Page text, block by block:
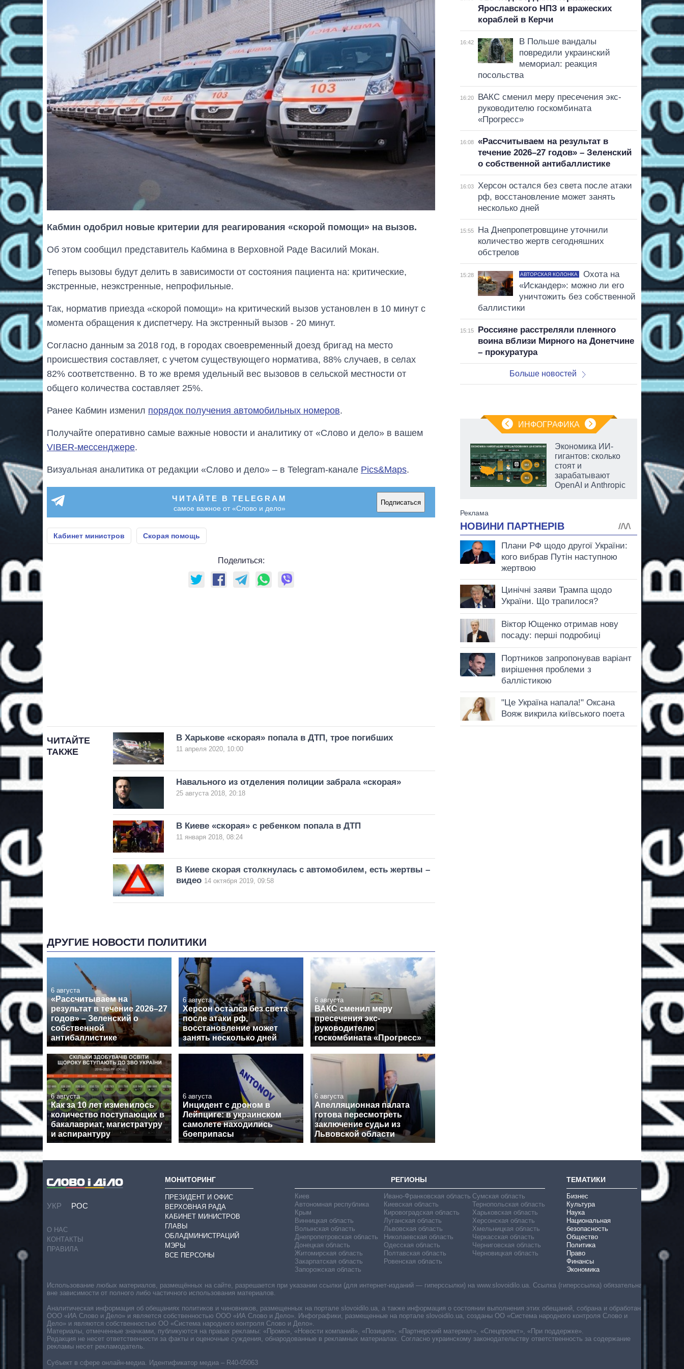
Кабмин одобрил новые критерии для реагирования «скорой помощи» на вызов.
Об этом сообщил представитель Кабмина в Верховной Раде Василий Мокан.
Теперь вызовы будут делить в зависимости от состояния пациента на: критические,
экстренные, неэкстренные, непрофильные.
Так, норматив приезда «скорой помощи» на критический вызов установлен в 10 минут с
момента обращения к диспетчеру. На экстренный вызов - 20 минут.
Согласно данным за 2018 год, в городах своевременный доезд бригад на место
происшествия составляет, с учетом существующего норматива, 88% случаев, в селах
82% соответственно. В то же время удельный вес вызовов в сельской местности от
общего количества составляет 25%.
Ранее Кабмин изменил порядок получения автомобильных номеров.
Получайте оперативно самые важные новости и аналитику от «Слово и дело» в вашем
VIBER-мессенджере.
Визуальная аналитика от редакции «Слово и дело» – в Telegram-канале Pics&Maps.
ЧИТАЙТЕ В TELEGRAM
самое важное от «Слово и дело»
Подписаться
Кабинет министров Скорая помощь
Поделиться:
ЧИТАЙТЕ
ТАКЖЕ
В Харькове «скорая» попала в ДТП, трое погибших
11 апреля 2020, 10:00
Навального из отделения полиции забрала «скорая»
25 августа 2018, 20:18
В Киеве «скорая» с ребенком попала в ДТП
11 января 2018, 08:24
В Киеве скорая столкнулась с автомобилем, есть жертвы –
видео 14 октября 2019, 09:58
ДРУГИЕ НОВОСТИ ПОЛИТИКИ
6 августа
«Рассчитываем на
результат в течение 2026–27
годов» – Зеленский о
собственной
антибаллистике
6 августа
Херсон остался без света
после атаки рф,
восстановление может
занять несколько дней
6 августа
ВАКС сменил меру
пресечения экс-
руководителю
госкомбината «Прогресс»
6 августа
Как за 10 лет изменилось
количество поступающих в
бакалавриат, магистратуру
и аспирантуру
6 августа
Инцидент с дроном в
Лейпциге: в украинском
самолете находились
боеприпасы
6 августа
Апелляционная палата
готова пересмотреть
заключение судьи из
Львовской области
Ярославского НПЗ и вражеских
кораблей в Керчи
16:42
В Польше вандалы
повредили украинский
мемориал: реакция
посольства
16:20
ВАКС сменил меру пресечения экс-
руководителю госкомбината
«Прогресс»
16:08
«Рассчитываем на результат в
течение 2026–27 годов» – Зеленский
о собственной антибаллистике
16:03
Херсон остался без света после атаки
рф, восстановление может занять
несколько дней
15:55
На Днепропетровщине уточнили
количество жертв сегодняшних
обстрелов
15:28 АВТОРСКАЯ КОЛОНКА
Охота на
«Искандер»: можно ли его
уничтожить без собственной
баллистики
15:15
Россияне расстреляли пленного
воина вблизи Мирного на Донетчине
– прокуратура
Больше новостей
ИНФОГРАФИКА
холодную воду в
городах Украины
на начало августа
Экономика ИИ-
гигантов: сколько
стоят и
зарабатывают
OpenAI и Anthropic
УКР РОС
О НАС
КОНТАКТЫ
ПРАВИЛА
МОНИТОРИНГ
ПРЕЗИДЕНТ И ОФИС
ВЕРХОВНАЯ РАДА
КАБИНЕТ МИНИСТРОВ
ГЛАВЫ
ОБЛАДМИНИСТРАЦИЙ
МЭРЫ
ВСЕ ПЕРСОНЫ
РЕГИОНЫ
Киев
Автономная республика
Крым
Винницкая область
Волынская область
Днепропетровская область
Донецкая область
Житомирская область
Закарпатская область
Запорожская область
Ивано-Франковская область
Киевская область
Кировоградская область
Луганская область
Львовская область
Николаевская область
Одесская область
Полтавская область
Ровенская область
Сумская область
Тернопольская область
Харьковская область
Херсонская область
Хмельницкая область
Черкасская область
Черниговская область
Черновицкая область
ТЕМАТИКИ
Бизнес
Культура
Наука
Национальная
безопасность
Общество
Политика
Право
Финансы
Экономика
Субъект в сфере онлайн-медиа. Идентификатор медиа – R40-05063
Использование любых материалов, размещённых на сайте, разрешается при указании ссылки (для интернет-изданий — гиперссылки) на www.slovoidilo.ua. Ссылка (гиперссылка) обязательна
вне зависимости от полного либо частичного использования материалов.
Аналитическая информация об обещаниях политиков и чиновников, размещенных на портале slovoidilo.ua, а также информация о состоянии выполнения этих обещаний, собрана и обработана
ООО «ИА Слово и Дело» и является собственностью ООО «ИА Слово и Дело». Инфографики, размещенные на портале slovoidilo.ua, созданы ОО «Система народного контроля Слово и
Дело» и являются собственностью ОО «Система народного контроля Слово и Дело».
Материалы, отмеченные значками, публикуются на правах рекламы: «Промо», «Новости компаний», «Позиция», «Партнерский материал», «Спецпроект», «При поддержке».
Редакция не несет ответственности за факты и оценочные суждения, обнародованные в рекламных материалах. Согласно украинскому законодательству ответственность за содержание
рекламы несет рекламодатель.